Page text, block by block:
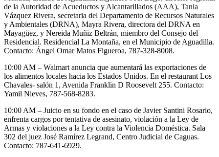
de la Autoridad de Acueductos y Alcantarillados (AAA), Tania
Vázquez Rivera, secretaria del Departamento de Recursos Naturales
y Ambientales (DRNA), Mayra Rivera, directora del DRNA en
Mayagüez, y Nereida Muñiz Beltrán, miembro del Consejo del
Residencial. Residencial La Montaña, en el Municipio de Aguadilla.
Contacto: Ángel Omar Matos Figueroa, 787-328-8008.
10:00 AM – Walmart anuncia que aumentará las exportaciones de
los alimentos locales hacia los Estados Unidos. En el restaurant Los
Chavales- salón 1, Avenida Franklin D Roosevelt 255. Contacto:
Yamil Nieves, 787-568-8283.
10:00 AM – Juicio en su fondo en el caso de Javier Santini Rosario,
enfrenta cargos por tentativa de asesinato, violación a la Ley de
Armas y violaciones a la Ley contra la Violencia Doméstica. Sala
302 del juez José Ramírez Legrand, Centro Judicial de Caguas.
Contacto: 787-641-6929.